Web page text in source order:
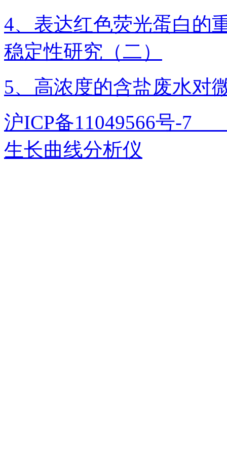
4、表达红色荧光蛋白的
稳定性研究（二）
5、​高浓度的含盐废水对
沪ICP备11049566号
生长曲线分析仪